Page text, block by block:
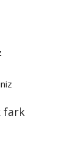
fark